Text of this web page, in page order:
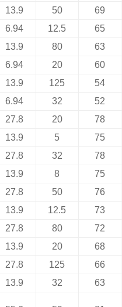
13.9 50 69
6.94 12.5 65
13.9 80 63
6.94 20 60
13.9 125 54
6.94 32 52
27.8 20 78
13.9 5 75
27.8 32 78
13.9 8 75
27.8 50 76
13.9 12.5 73
27.8 80 72
13.9 20 68
27.8 125 66
13.9 32 63